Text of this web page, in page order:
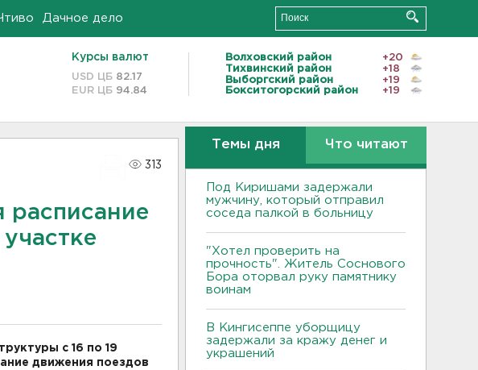
Дачное дело
Курсы валют
USD ЦБ 82.17
EUR ЦБ 94.84
Волховский район
+20
Тихвинский район
+18
Выборгский район
+19
Бокситогорский район
+19
313
расписание
с 16 по 19
движения поездов
Темы дня Что читают
Под Киришами задержали
мужчину, который отправил
соседа палкой в больницу
"Хотел проверить на
прочность". Житель Соснового
Бора оторвал руку памятнику
воинам
В Кингисеппе уборщицу
задержали за кражу денег и
украшений